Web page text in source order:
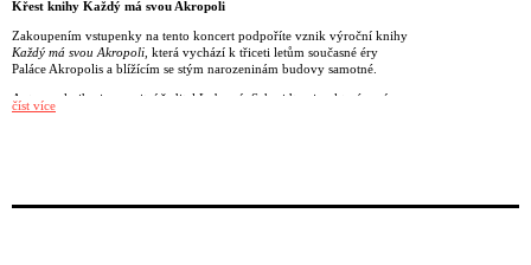
Křest knihy Každý má svou Akropoli
Zakoupením vstupenky na tento koncert podpoříte vznik výroční knihy
Každý má svou Akropoli , která vychází k třiceti letům současné éry
Paláce Akropolis a blížícím se stým narozeninám budovy samotné.
Autorem knihy je emeritní ředitel Lubomír Schmidtmajer, který v ní
propojuje osobní vzpomínky, deníkové záznamy a glosy s bohatým
číst více